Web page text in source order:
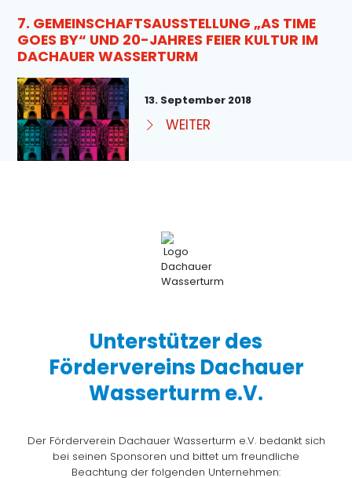
7. GEMEINSCHAFTSAUSSTELLUNG „AS TIME
GOES BY“ UND 20-JAHRES FEIER KULTUR IM
DACHAUER WASSERTURM
13. September 2018
WEITER
Unterstützer des
Fördervereins Dachauer
Wasserturm e.V.
Der Förderverein Dachauer Wasserturm e.V. bedankt sich
bei seinen Sponsoren und bittet um freundliche
Beachtung der folgenden Unternehmen: